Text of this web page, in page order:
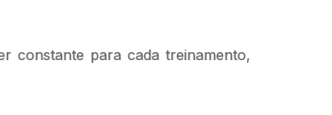
constante para cada treinamento,